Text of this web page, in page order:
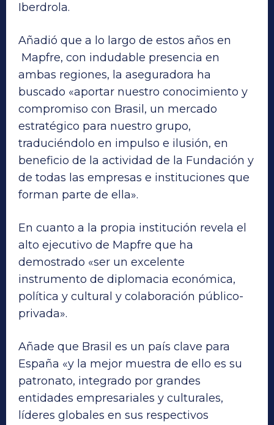
Iberdrola.
Añadió que a lo largo de estos años en
Mapfre, con indudable presencia en
ambas regiones, la aseguradora ha
buscado «aportar nuestro conocimiento y
compromiso con Brasil, un mercado
estratégico para nuestro grupo,
traduciéndolo en impulso e ilusión, en
beneficio de la actividad de la Fundación y
de todas las empresas e instituciones que
forman parte de ella».
En cuanto a la propia institución revela el
alto ejecutivo de Mapfre que ha
demostrado «ser un excelente
instrumento de diplomacia económica,
política y cultural y colaboración público-
privada».
Añade que Brasil es un país clave para
España «y la mejor muestra de ello es su
patronato, integrado por grandes
entidades empresariales y culturales,
líderes globales en sus respectivos